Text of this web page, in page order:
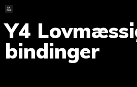
Skip
to
content
Y4
bindinger